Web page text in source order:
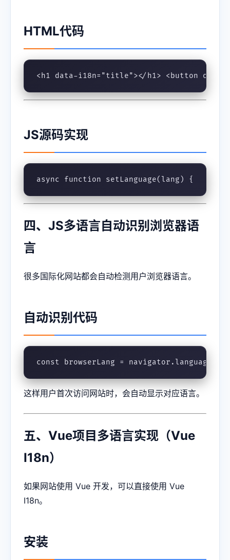
HTML代码
<h1 data-i18n="title"></h1> <button
JS源码实现
async function setLanguage(lang) {
四、JS多语言自动识别浏览器语
言
很多国际化网站都会自动检测用户浏览器语言。
自动识别代码
const browserLang = navigator.language
这样用户首次访问网站时，会自动显示对应语言。
五、Vue项目多语言实现（Vue
I18n）
如果网站使用 Vue 开发，可以直接使用 Vue
I18n。
安装